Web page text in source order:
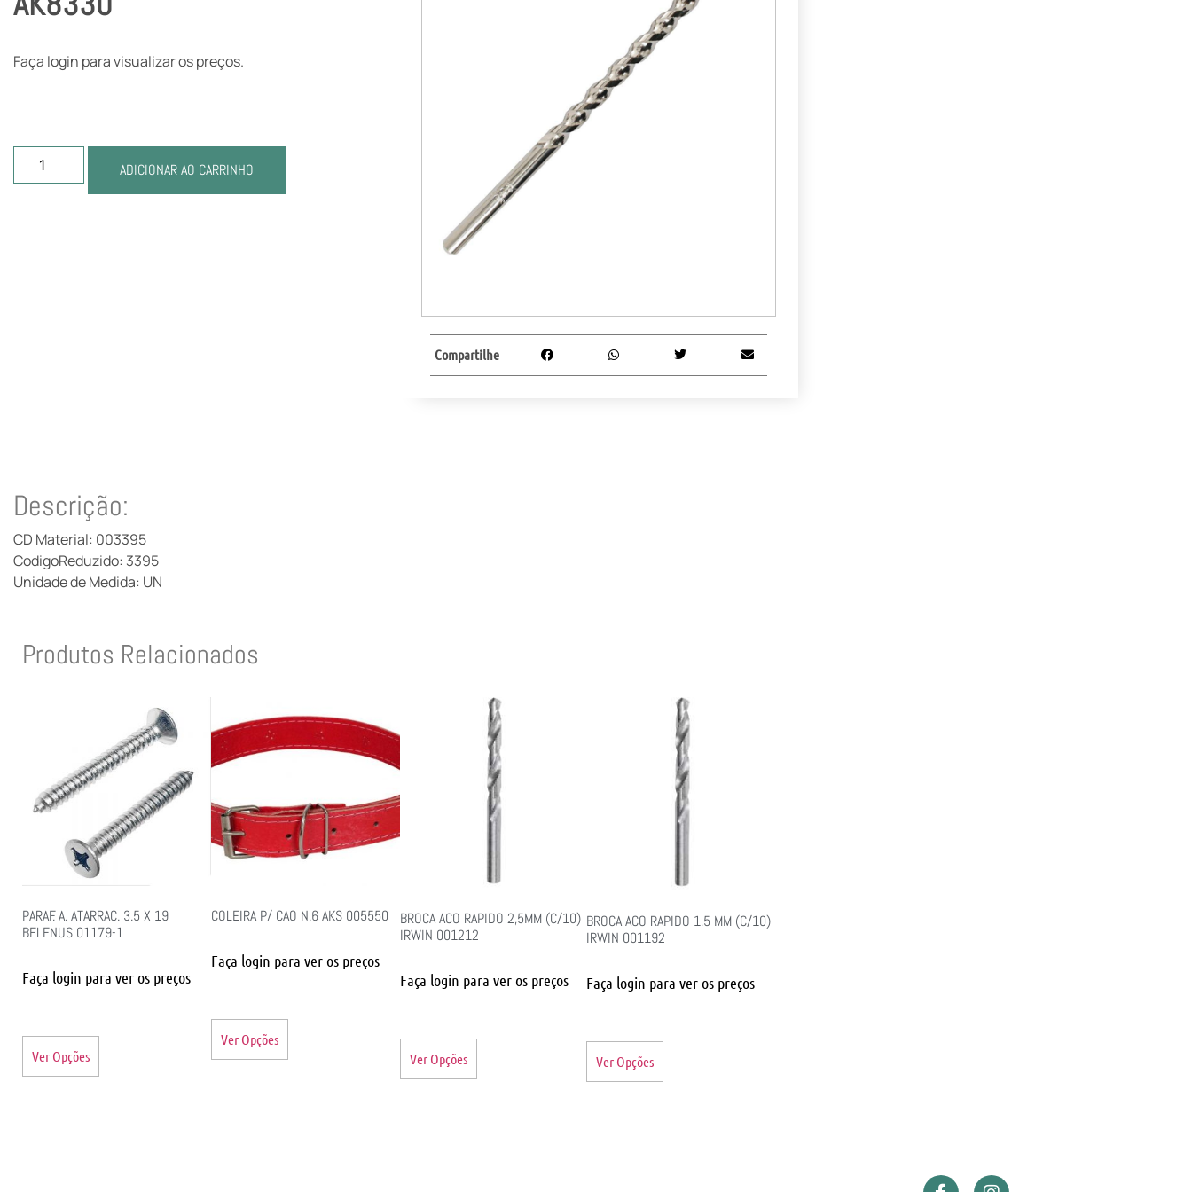
Faça login para visualizar os preços.
ADICIONAR AO CARRINHO
Compartilhe
Descrição:
CD Material: 003395
CodigoReduzido: 3395
Unidade de Medida: UN
Produtos Relacionados
PARAF. A. ATARRAC. 3.5 X 19
BELENUS 01179-1
Faça login para ver os preços
Ver Opções
COLEIRA P/ CAO N.6 AKS 005550
Faça login para ver os preços
Ver Opções
BROCA ACO RAPIDO 2,5MM (C/10)
IRWIN 001212
Faça login para ver os preços
Ver Opções
BROCA ACO RAPIDO 1,5 MM (C/10)
IRWIN 001192
Faça login para ver os preços
Ver Opções